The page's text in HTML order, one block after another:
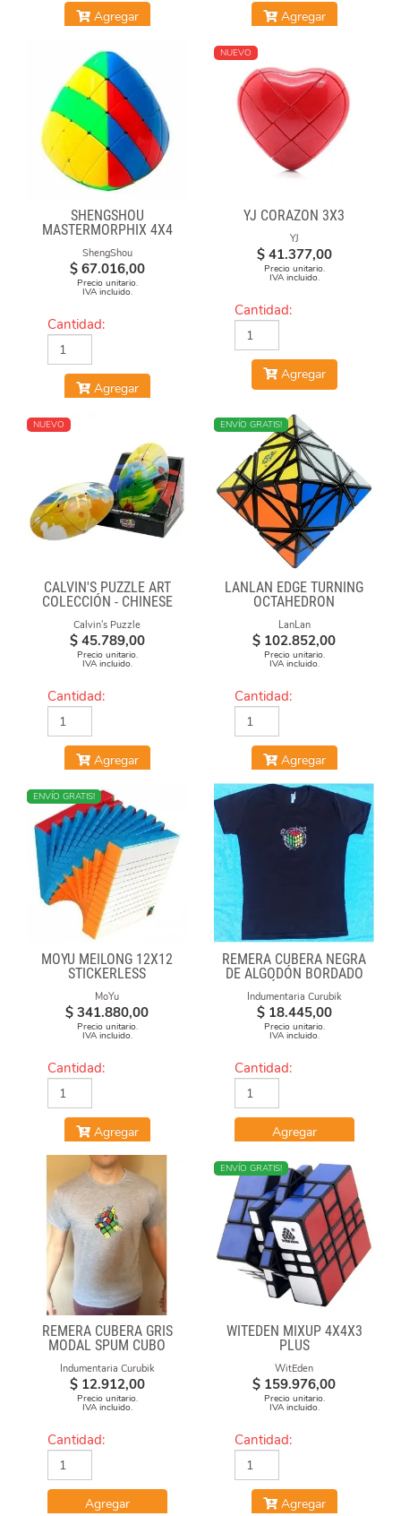
Agregar Agregar
SHENGSHOU
MASTERMORPHIX 4X4
ShengShou
$ 67.016,00
Precio unitario.
IVA incluido.
Cantidad:
Agregar
NUEVO
YJ CORAZON 3X3
YJ
$ 41.377,00
Precio unitario.
IVA incluido.
Cantidad:
Agregar
NUEVO
CALVIN'S PUZZLE ART
COLECCIÓN - CHINESE
OPERA FACE-OFF CUBE
(GRAFFITI CAMO)
Calvin's Puzzle
$ 45.789,00
Precio unitario.
IVA incluido.
Cantidad:
Agregar
NUEVO
ENVÍO GRATIS!
LANLAN EDGE TURNING
OCTAHEDRON
LanLan
$ 102.852,00
Precio unitario.
IVA incluido.
Cantidad:
Agregar
NUEVO
ENVÍO GRATIS!
MOYU MEILONG 12X12
STICKERLESS
MoYu
$ 341.880,00
Precio unitario.
IVA incluido.
Cantidad:
Agregar
REMERA CUBERA NEGRA
DE ALGODÓN BORDADO
"FÓRMULAS"
Indumentaria Curubik
$ 18.445,00
Precio unitario.
IVA incluido.
Cantidad:
Agregar
REMERA CUBERA GRIS
MODAL SPUM CUBO
Indumentaria Curubik
$ 12.912,00
Precio unitario.
IVA incluido.
Cantidad:
Agregar
NUEVO
ENVÍO GRATIS!
WITEDEN MIXUP 4X4X3
PLUS
WitEden
$ 159.976,00
Precio unitario.
IVA incluido.
Cantidad:
Agregar